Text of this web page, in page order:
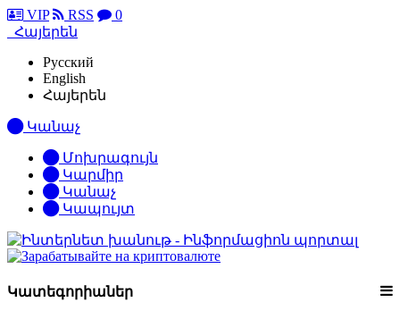
VIP RSS
0
Հայերեն
Русский
English
Հայերեն
Կանաչ
Մոխրագույն
Կարմիր
Կանաչ
Կապույտ
Կատեգորիաներ